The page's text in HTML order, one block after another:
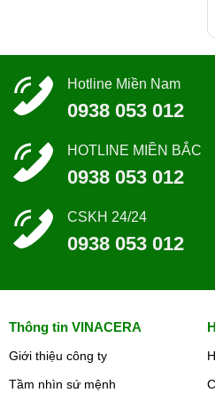
Hotline Miền Nam
0938 053 012
HOTLINE MIỀN BẮC
0938 053 012
CSKH 24/24
0938 053 012
Thông tin VINACERA
Giới thiệu công ty
Tầm nhìn sứ mệnh